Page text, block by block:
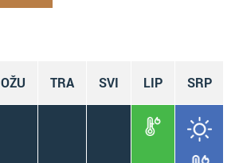
OŽU TRA SVI LIP SRP